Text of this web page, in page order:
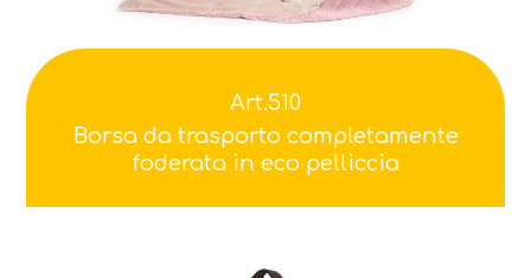
Art.510
Borsa da trasporto completamente
foderata in eco pelliccia